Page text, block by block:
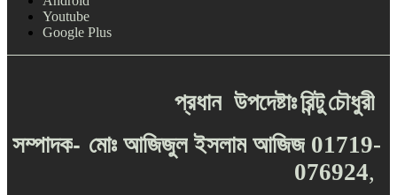
Youtube
Google Plus
প্রধান উপদেষ্টাঃরিন্টুচৌধুরী
সম্পাদক- মোঃ আজিজুল ইসলাম আজিজ 01719-
076924,